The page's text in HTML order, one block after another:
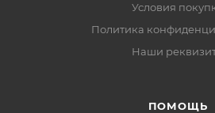
Условия
Политика
Наши
ПОМОЩЬ